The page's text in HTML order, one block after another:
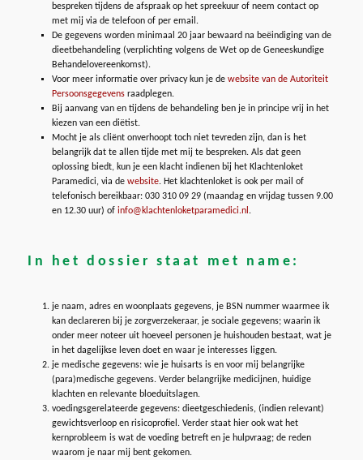
bespreken tijdens de afspraak op het spreekuur of neem contact op
met mij via de telefoon of per email.
De gegevens worden minimaal 20 jaar bewaard na beëindiging van de
dieetbehandeling (verplichting volgens de Wet op de Geneeskundige
Behandelovereenkomst).
Voor meer informatie over privacy kun je dewebsite van de Autoriteit
Persoonsgegevensraadplegen.
Bij aanvang van en tijdens de behandeling ben je in principe vrij in het
kiezen van een diëtist.
Mocht je als cliënt onverhoopt toch niet tevreden zijn, dan is het
belangrijk dat te allen tijde met mij te bespreken. Als dat geen
oplossing biedt, kun je een klacht indienen bij het Klachtenloket
Paramedici, via dewebsite. Het klachtenloket is ook per mail of
telefonisch bereikbaar: 030 310 09 29 (maandag en vrijdag tussen 9.00
en 12.30 uur) ofinfo@klachtenloketparamedici.nl.
In het dossier staat met name:
je naam, adres en woonplaats gegevens, je BSN nummer waarmee ik
kan declareren bij je zorgverzekeraar, je sociale gegevens; waarin ik
onder meer noteer uit hoeveel personen je huishouden bestaat, wat je
in het dagelijkse leven doet en waar je interesses liggen.
je medische gegevens: wie je huisarts is en voor mij belangrijke
(para)medische gegevens. Verder belangrijke medicijnen, huidige
klachten en relevante bloeduitslagen.
voedingsgerelateerde gegevens: dieetgeschiedenis, (indien relevant)
gewichtsverloop en risicoprofiel. Verder staat hier ook wat het
kernprobleem is wat de voeding betreft en je hulpvraag; de reden
waarom je naar mij bent gekomen.